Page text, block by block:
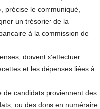
précise le communiqué,
un trésorier de la
à la commission de
doivent s’effectuer
et les dépenses liées à
de candidats proviennent des
ou des dons en numéraire